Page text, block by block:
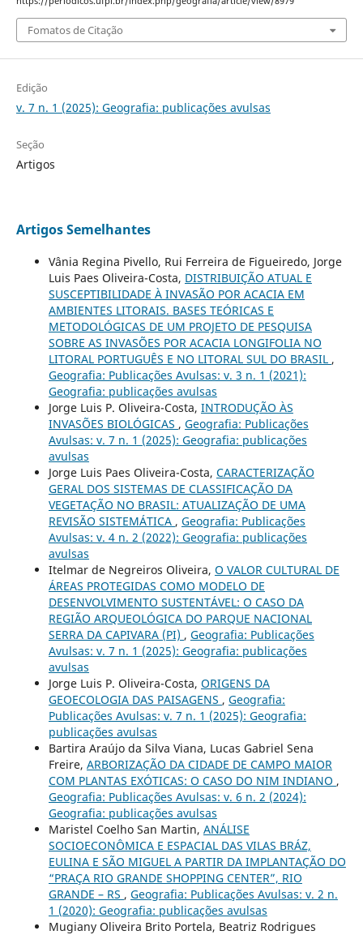
Fomatos de Citação
Edição
v. 7 n. 1 (2025): Geografia: publicações avulsas
Seção
Artigos
Artigos Semelhantes
Vânia Regina Pivello, Rui Ferreira de Figueiredo, Jorge
Luis Paes Oliveira-Costa, DISTRIBUIÇÃO ATUAL E
SUSCEPTIBILIDADE À INVASÃO POR ACACIA EM
AMBIENTES LITORAIS. BASES TEÓRICAS E
METODOLÓGICAS DE UM PROJETO DE PESQUISA
SOBRE AS INVASÕES POR ACACIA LONGIFOLIA NO
LITORAL PORTUGUÊS E NO LITORAL SUL DO BRASIL ,
Geografia: Publicações Avulsas: v. 3 n. 1 (2021):
Geografia: publicações avulsas
Jorge Luis P. Oliveira-Costa, INTRODUÇÃO ÀS
INVASÕES BIOLÓGICAS , Geografia: Publicações
Avulsas: v. 7 n. 1 (2025): Geografia: publicações
avulsas
Jorge Luis Paes Oliveira-Costa, CARACTERIZAÇÃO
GERAL DOS SISTEMAS DE CLASSIFICAÇÃO DA
VEGETAÇÃO NO BRASIL: ATUALIZAÇÃO DE UMA
REVISÃO SISTEMÁTICA , Geografia: Publicações
Avulsas: v. 4 n. 2 (2022): Geografia: publicações
avulsas
Itelmar de Negreiros Oliveira, O VALOR CULTURAL DE
ÁREAS PROTEGIDAS COMO MODELO DE
DESENVOLVIMENTO SUSTENTÁVEL: O CASO DA
REGIÃO ARQUEOLÓGICA DO PARQUE NACIONAL
SERRA DA CAPIVARA (PI) , Geografia: Publicações
Avulsas: v. 7 n. 1 (2025): Geografia: publicações
avulsas
Jorge Luis P. Oliveira-Costa, ORIGENS DA
GEOECOLOGIA DAS PAISAGENS , Geografia:
Publicações Avulsas: v. 7 n. 1 (2025): Geografia:
publicações avulsas
Bartira Araújo da Silva Viana, Lucas Gabriel Sena
Freire, ARBORIZAÇÃO DA CIDADE DE CAMPO MAIOR
COM PLANTAS EXÓTICAS: O CASO DO NIM INDIANO ,
Geografia: Publicações Avulsas: v. 6 n. 2 (2024):
Geografia: publicações avulsas
Maristel Coelho San Martin, ANÁLISE
SOCIOECONÔMICA E ESPACIAL DAS VILAS BRÁZ,
EULINA E SÃO MIGUEL A PARTIR DA IMPLANTAÇÃO DO
“PRAÇA RIO GRANDE SHOPPING CENTER”, RIO
GRANDE – RS , Geografia: Publicações Avulsas: v. 2 n.
1 (2020): Geografia: publicações avulsas
Mugiany Oliveira Brito Portela, Beatriz Rodrigues